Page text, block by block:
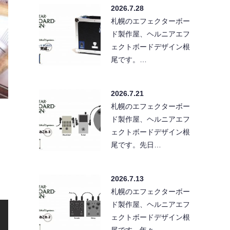
2026.7.28
札幌のエフェクターボー
ド製作屋、ヘルニアエフ
ェクトボードデザイン根
尾です。…
2026.7.21
札幌のエフェクターボー
ド製作屋、ヘルニアエフ
ェクトボードデザイン根
尾です。先日…
2026.7.13
札幌のエフェクターボー
ド製作屋、ヘルニアエフ
ェクトボードデザイン根